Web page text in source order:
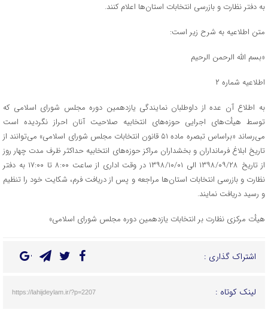
به دفتر نظارت و بازرسی انتخابات استان‌ها اعلام کنند.
متن اطلاعیه به شرح زیر است:
«بسم الله الرحمن الرحیم
اطلاعیه شماره ۲
به اطلاع آن عده از داوطلبان نمایندگی یازدهمین دوره مجلس شورای اسلامی که
توسط هیأت‌های اجرایی حوزه‌های انتخابیه صلاحیت آنان احراز نگردیده است
می‌رساند «براساس تبصره ماده ۵۱ قانون انتخابات مجلس شورای اسلامی» می‌توانند از
تاریخ ابلاغ فرمانداران و بخشداران مراکز حوزه‌های انتخابیه حداکثر ظرف مدت چهار روز
از تاریخ ۱۳۹۸/۰۹/۲۸ الی ۱۳۹۸/۱۰/۰۱ در وقت اداری از ساعت ۸:۰۰ تا ۱۷:۰۰ به دفتر
نظارت و بازرسی انتخابات استان‌ها مراجعه و پس از دریافت فرم، شکایت خود را تنظیم
و رسید دریافت نمایند.
هیأت مرکزی نظارت بر انتخابات یازدهمین دوره مجلس شورای اسلامی»
اشتراک گذاری :
لینک کوتاه : https://lahijdeylam.ir/?p=2207